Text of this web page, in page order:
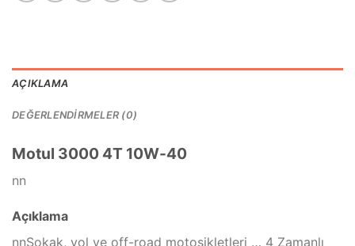
AÇIKLAMA
DEĞERLENDIRMELER (0)
Motul 3000 4T 10W-40
nn
Açıklama
nnSokak, yol ve off-road motosikletleri … 4 Zamanlı